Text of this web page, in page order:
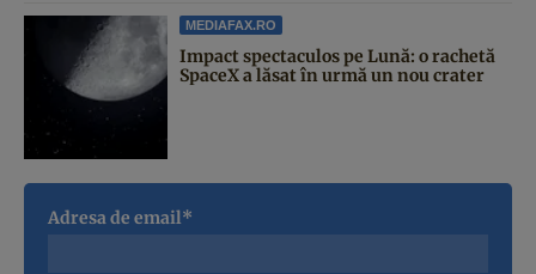
MEDIAFAX.RO
Impact spectaculos pe Lună: o rachetă
SpaceX a lăsat în urmă un nou crater
Adresa de email*